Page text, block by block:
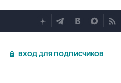
ВХОД ДЛЯ ПОДПИСЧИКОВ